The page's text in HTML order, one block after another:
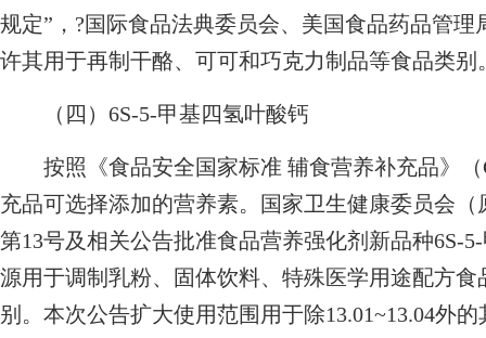
规定”，?国际食品法典委员会、美国食品药品管
许其用于再制干酪、可可和巧克力制品等食品类别
（四）6S-5-甲基四氢叶酸钙
按照《食品安全国家标准 辅食营养补充品》（
充品可选择添加的营养素。国家卫生健康委员会
第13号及相关公告批准食品营养强化剂新品种6S-
源用于调制乳粉、固体饮料、特殊医学用途配方
别。本次公告扩大使用范围用于除13.01~13.04外